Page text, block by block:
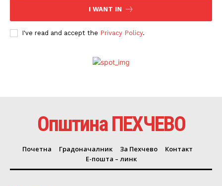
I WANT IN
I've read and accept the Privacy Policy.
Општина ПЕХЧЕВО
Почетна Градоначалник За Пехчево
Контакт
Е-пошта – линк